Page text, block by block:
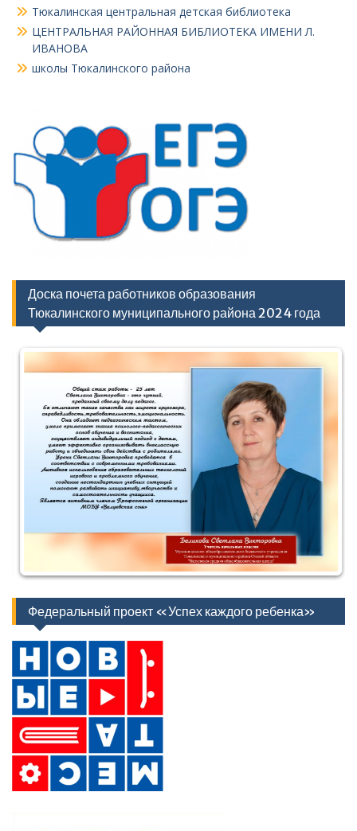
Тюкалинская центральная детская библиотека
ЦЕНТРАЛЬНАЯ РАЙОННАЯ БИБЛИОТЕКА ИМЕНИ Л.
ИВАНОВА
школы Тюкалинского района
Доска почета работников образования
Тюкалинского муниципального района 2024 года
Федеральный проект «Успех каждого ребенка»